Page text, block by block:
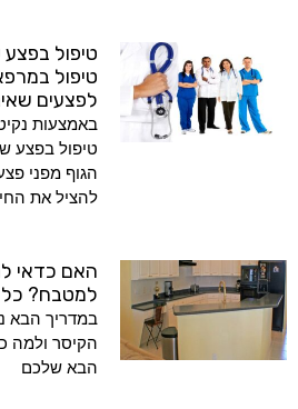
טיפול
טיפול
לפצעים
באמצעות
טיפול בפצע
הגוף מפני
להציל את
האם כדאי
למטבח? כל
במדריך הבא
הקיסר ולמה
הבא שלכם